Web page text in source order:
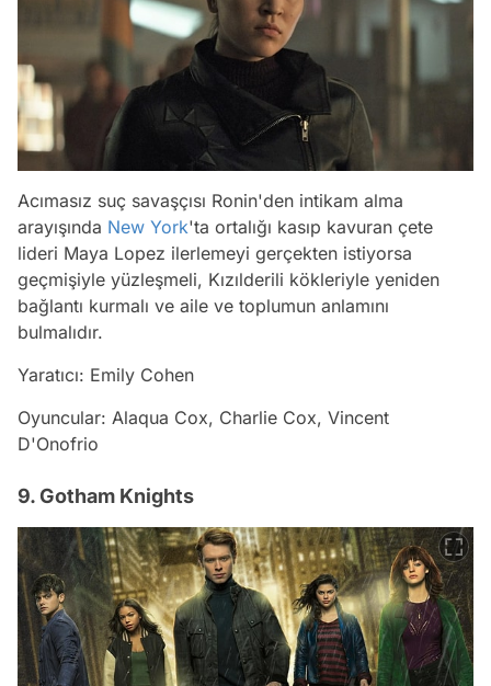
Acımasız suç savaşçısı Ronin'den intikam alma
arayışında New York'ta ortalığı kasıp kavuran çete
lideri Maya Lopez ilerlemeyi gerçekten istiyorsa
geçmişiyle yüzleşmeli, Kızılderili kökleriyle yeniden
bağlantı kurmalı ve aile ve toplumun anlamını
bulmalıdır.
Yaratıcı: Emily Cohen
Oyuncular: Alaqua Cox, Charlie Cox, Vincent
D'Onofrio
9. Gotham Knights